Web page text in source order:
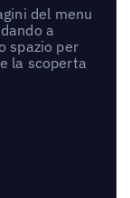
del menu
a
spazio per
la scoperta